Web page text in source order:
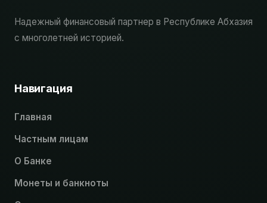
Надежный финансовый партнер в Республике Абхазия
с многолетней историей.
Навигация
Главная
Частным лицам
О Банке
Монеты и банкноты